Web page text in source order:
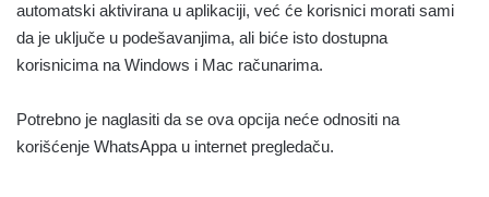
automatski aktivirana u aplikaciji, već će korisnici morati sami
da je uključe u podešavanjima, ali biće isto dostupna
korisnicima na Windows i Mac računarima.
Potrebno je naglasiti da se ova opcija neće odnositi na
korišćenje WhatsAppa u internet pregledaču.